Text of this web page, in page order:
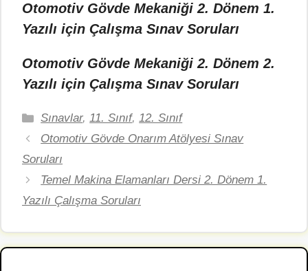
Otomotiv Gövde Mekaniği 2. Dönem 1.
Yazılı için Çalışma Sınav Soruları
Otomotiv Gövde Mekaniği 2. Dönem 2.
Yazılı için Çalışma Sınav Soruları
Kategoriler
Sınavlar,11. Sınıf,12. Sınıf
Otomotiv Gövde Onarım Atölyesi Sınav
Soruları
Temel Makina Elamanları Dersi 2. Dönem 1.
Yazılı Çalışma Soruları